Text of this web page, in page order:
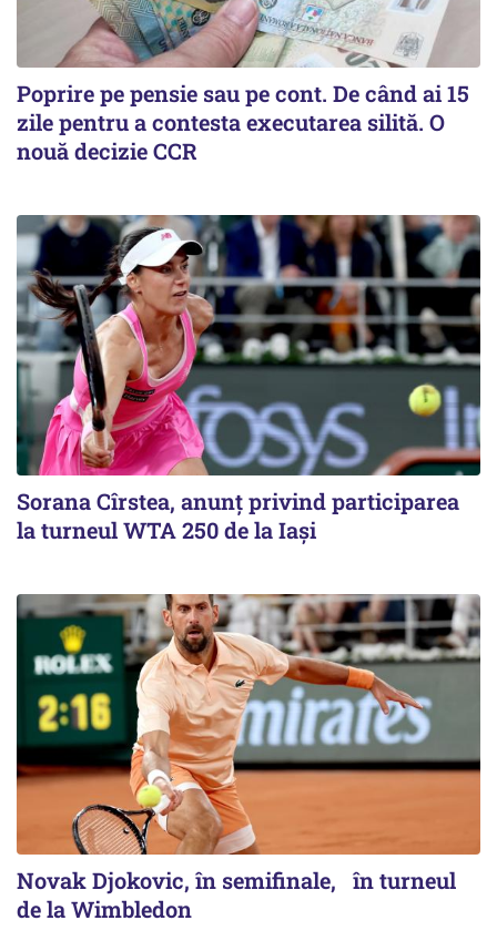
Poprire pe pensie sau pe cont. De când ai 15
zile pentru a contesta executarea silită. O
nouă decizie CCR
Sorana Cîrstea, anunț privind participarea
la turneul WTA 250 de la Iași
Novak Djokovic, în semifinale, în turneul
de la Wimbledon